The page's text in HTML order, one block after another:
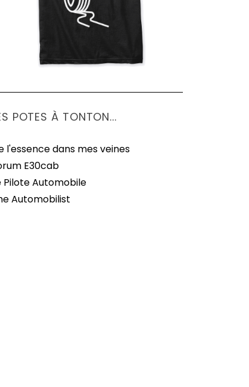
POTES À TONTON...
l'essence dans mes veines
E30cab
Pilote Automobile
Automobilist